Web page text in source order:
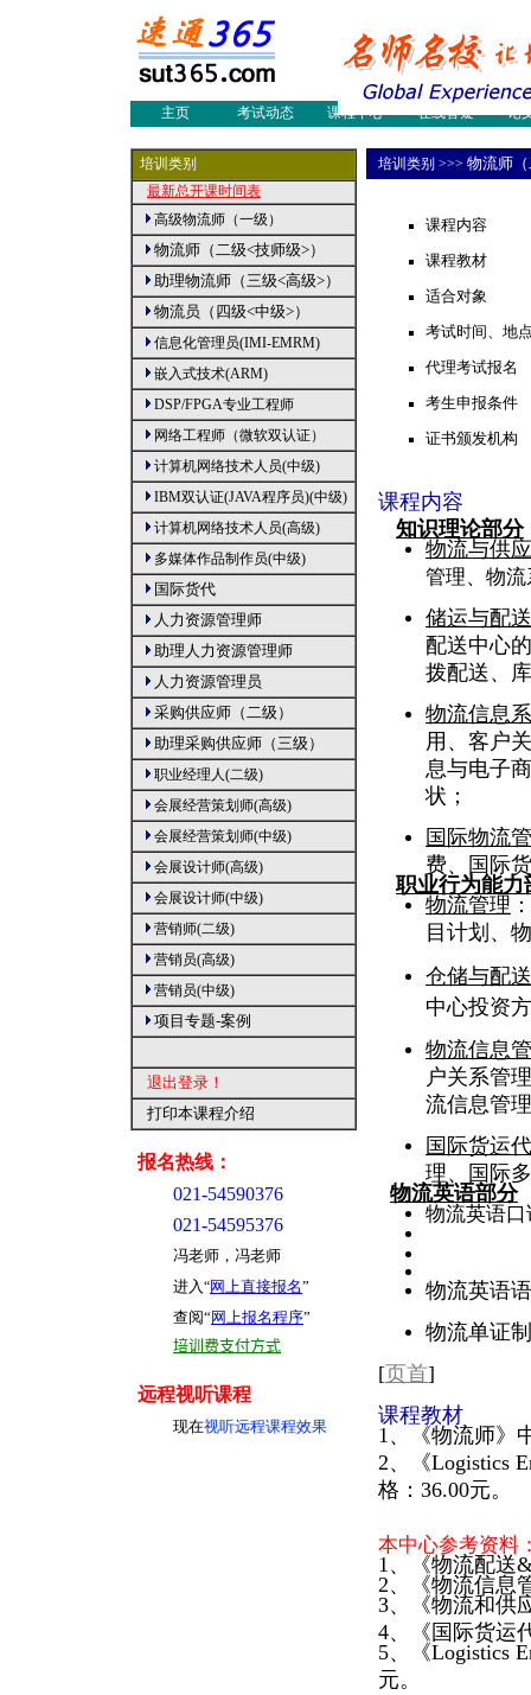
物流案例
物流人才
职业
物流员培训
多媒体制作
国
采购认证培训
国际
主页
考试动态 课程中心 在线答疑 论
培训类别
最新总开课时间表
高级物流师（一级）
物流师（二级<技师级>）
助理物流师（三级<高级>）
物流员（四级<中级>）
信息化管理员(IMI-EMRM)
嵌入式技术(ARM)
DSP/FPGA专业工程师
网络工程师（微软双认证）
计算机网络技术人员(中级)
IBM双认证(JAVA程序员)(中级)
计算机网络技术人员(高级)
多媒体作品制作员(中级)
国际货代
人力资源管理师
助理人力资源管理师
人力资源管理员
采购供应师（二级）
助理采购供应师（三级）
职业经理人(二级)
会展经营策划师(高级)
会展经营策划师(中级)
会展设计师(高级)
会展设计师(中级)
营销师(二级)
营销员(高级)
营销员(中级)
项目专题-案例
退出登录 ！
打印本课程介绍
报名热线：
021-54590376
021-54595376
冯老师，冯老师
进入“网上直接报名”
查阅“网上报名程序”
培训费支付方式
远程视听课程
现在视听远程课程效果
培训类别 >>> 物流师
课程内容
课程教材
适合对象
考试时间、地
代理考试报名
考生申报条件
证书颁发机构
课程内容
知识理论部分
物流与供
管理、物
储运与配
配送中心
拨配送、
物流信息
用、客户
息与电子
状；
国际物流
费、国际
职业行为能力
物流管理
目计划、
仓储与配送
中心投资
物流信息
户关系管
流信息管理
国际货运
理、国际
物流英语部分
物流英语
物流英语
物流单证
[页首]
课程教材
1、《物流师》
2、《Logistics
格：36.00元。
本中心参考资料
1、《物流配送
2、《物流信息
3、《物流和供
4、《国际货运
5、《Logistics
元。